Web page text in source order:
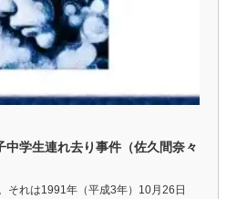
中学生連れ去り事件（佐久間奈々
それは1991年（平成3年）10月26日